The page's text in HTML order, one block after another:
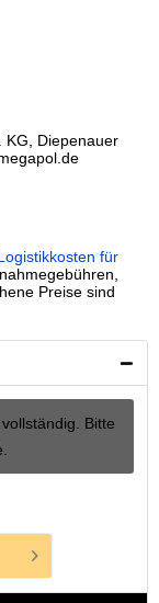
KG, Diepenauer
für
Preise sind
Bitte